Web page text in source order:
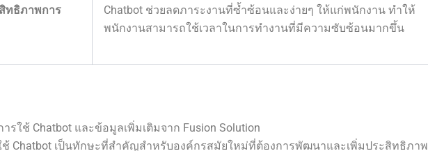
ทธิภาพการ
Chatbot ช่วยลดภาระงานที่ซ้ำซ้อนและง่ายๆ ให้แก่พนักงาน ทำให้
พนักงานสามารถใช้เวลาในการทำงานที่มีความซับซ้อนมากขึ้น
รใช้ Chatbot และข้อมูลเพิ่มเติมจาก Fusion Solution
ช้ Chatbot เป็นทักษะที่สำคัญสำหรับองค์กรสมัยใหม่ที่ต้องการพัฒนาและเพิ่มประสิทธิภาพ